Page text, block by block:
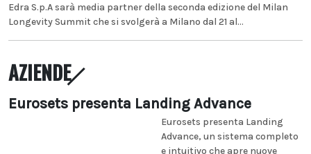
Edra S.p.A sarà media partner della seconda edizione del Milan
Longevity Summit che si svolgerà a Milano dal 21 al...
AZIENDE
Eurosets presenta Landing Advance
Eurosets presenta Landing
Advance, un sistema completo
e intuitivo che apre nuove